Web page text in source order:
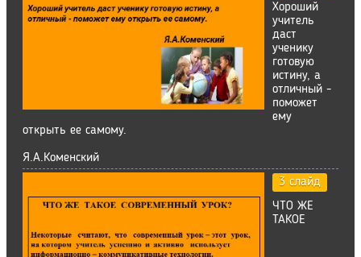
Хороший
учитель
даст
ученику
готовую
истину, а
отличный -
поможет
ему
открыть ее самому.
Я.А.Коменский
3 слайд
ЧТО ЖЕ
ТАКОЕ